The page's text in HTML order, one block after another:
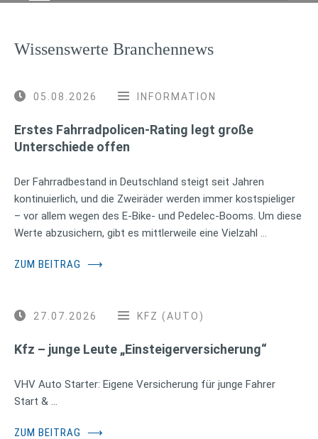
Wissenswerte Branchennews
05.08.2026 INFORMATION
Erstes Fahrradpolicen-Rating legt große
Unterschiede offen
Der Fahrradbestand in Deutschland steigt seit Jahren
kontinuierlich, und die Zweiräder werden immer kostspieliger
– vor allem wegen des E-Bike- und Pedelec-Booms. Um diese
Werte abzusichern, gibt es mittlerweile eine Vielzahl …
ZUM BEITRAG ⟶
27.07.2026 KFZ (AUTO)
Kfz – junge Leute „Einsteigerversicherung“
VHV Auto Starter: Eigene Versicherung für junge Fahrer
Start & …
ZUM BEITRAG ⟶